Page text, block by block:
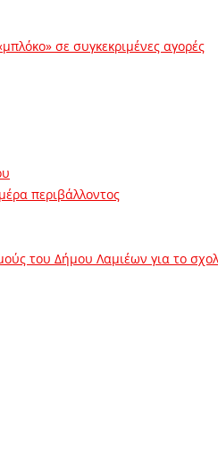
σε συγκεκριμένες αγορές
περιβάλλοντος
του Δήμου Λαμιέων για το